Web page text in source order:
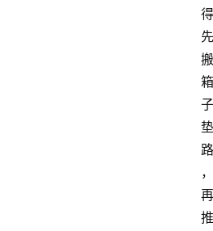
得
先
搬
箱
子
垫
路
，
再
推